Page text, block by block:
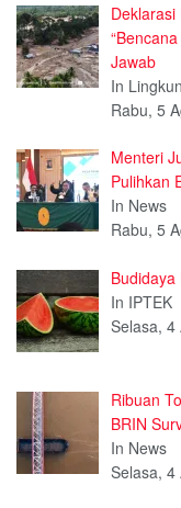
Deklarasi
Jawab
In
Rabu, 5
Menteri
Pulihkan
In News
Rabu, 5
In IPTEK
Selasa, 4
Ribuan
BRIN
In News
Selasa, 4